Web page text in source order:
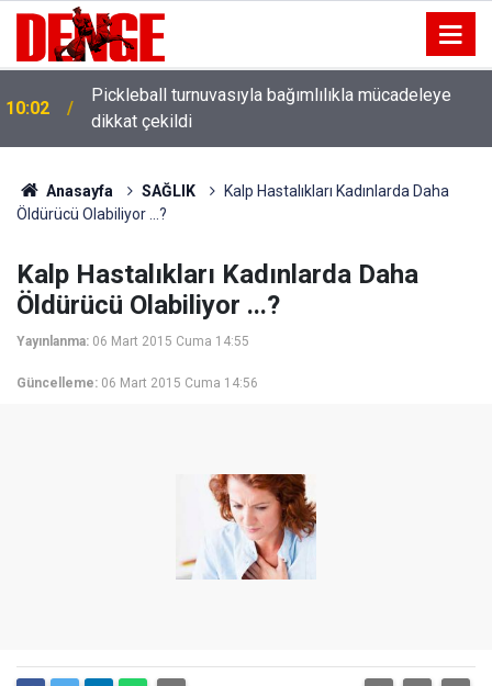
10:02
Pickleball turnuvasıyla bağımlılıkla mücadeleye
dikkat çekildi
Anasayfa SAĞLIK
Kalp Hastalıkları Kadınlarda Daha
Öldürücü Olabiliyor ...?
Kalp Hastalıkları Kadınlarda Daha
Öldürücü Olabiliyor ...?
Yayınlanma: 06 Mart 2015 Cuma 14:55
Güncelleme: 06 Mart 2015 Cuma 14:56